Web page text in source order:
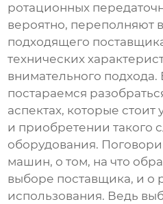
ротационных
вероятно, переполняют
подходящего
технических
внимательного подхода.
постараемся
аспектах, которые
и приобретении такого
оборудования.
машин, о том, на что
выборе поставщика, и о
использования. Ведь